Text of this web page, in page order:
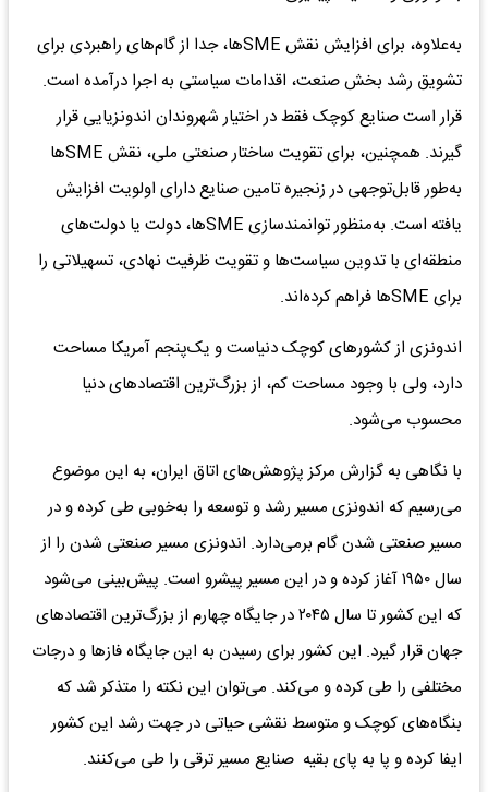
به‌‌‌علاوه، برای افزایش نقش SME‌ها، جدا از گام‌‌‌های راهبردی برای
تشویق رشد بخش صنعت، اقدامات سیاستی به اجرا درآمده است.
قرار است صنایع کوچک فقط در اختیار شهروندان اندونزیایی قرار
گیرند. همچنین، برای تقویت ساختار صنعتی ملی، نقش SME‍‌‌‌ها
به‌‌‌طور قابل‌توجهی در زنجیره تامین صنایع دارای اولویت افزایش
یافته است. به‌‌‌منظور توانمندسازی SMEها، دولت یا دولت‌‌‌های
منطقه‌‌‌ای با تدوین سیاست‌‌‌ها و تقویت ظرفیت نهادی، تسهیلاتی را
برای SMEها فراهم کرده‌‌‌اند.
اندونزی از کشورهای کوچک دنیاست و یک‌پنجم آمریکا مساحت
دارد، ولی با وجود مساحت کم، از بزرگ‌ترین اقتصاد‌های دنیا
محسوب می‌شود.
با نگاهی به گزارش مرکز پژوهش‌های اتاق ایران، به این موضوع
می‌رسیم که اندونزی مسیر رشد و توسعه را به‌خوبی طی کرده و در
مسیر صنعتی شدن گام برمی‌دارد. اندونزی مسیر صنعتی شدن را از
سال ۱۹۵۰ آغاز کرده و در این مسیر پیشرو است. پیش‌بینی می‌شود
که این کشور تا سال ۲۰۴۵ در جایگاه چهارم از بزرگ‌ترین اقتصادهای
جهان قرار گیرد. این کشور برای رسیدن به این جایگاه فازها و درجات
مختلفی را طی کرده و می‌کند. می‌توان این نکته را متذکر شد که
بنگاه‌های کوچک و متوسط نقشی حیاتی در جهت رشد این کشور
ایفا کرده و پا به پای بقیه صنایع مسیر ترقی را طی می‌کنند.